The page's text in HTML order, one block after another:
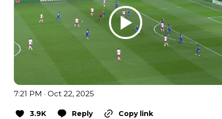
7:21 PM · Oct 22, 2025
3.9K Reply
Copy link